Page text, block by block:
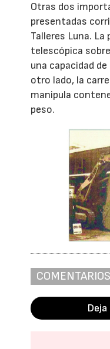
Otras dos
presentadas
Talleres Luna. La
telescópica
una capacidad
otro lado, la
manipula
peso.